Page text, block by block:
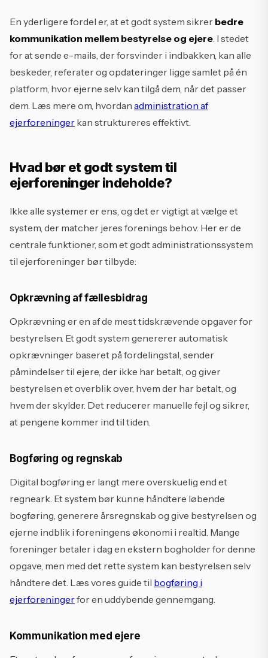
En yderligere fordel er, at et godt system sikrer bedre
kommunikation mellem bestyrelse og ejere. I stedet
for at sende e-mails, der forsvinder i indbakken, kan alle
beskeder, referater og opdateringer ligge samlet på én
platform, hvor ejerne selv kan tilgå dem, når det passer
dem. Læs mere om, hvordan administration af
ejerforeninger kan struktureres effektivt.
Hvad bør et godt system til
ejerforeninger indeholde?
Ikke alle systemer er ens, og det er vigtigt at vælge et
system, der matcher jeres forenings behov. Her er de
centrale funktioner, som et godt administrationssystem
til ejerforeninger bør tilbyde:
Opkrævning af fællesbidrag
Opkrævning er en af de mest tidskrævende opgaver for
bestyrelsen. Et godt system genererer automatisk
opkrævninger baseret på fordelingstal, sender
påmindelser til ejere, der ikke har betalt, og giver
bestyrelsen et overblik over, hvem der har betalt, og
hvem der skylder. Det reducerer manuelle fejl og sikrer,
at pengene kommer ind til tiden.
Bogføring og regnskab
Digital bogføring er langt mere overskuelig end et
regneark. Et system bør kunne håndtere løbende
bogføring, generere årsregnskab og give bestyrelsen og
ejerne indblik i foreningens økonomi i realtid. Mange
foreninger betaler i dag en ekstern bogholder for denne
opgave, men med det rette system kan bestyrelsen selv
håndtere det. Læs vores guide til bogføring i
ejerforeningerfor en uddybende gennemgang.
Kommunikation med ejere